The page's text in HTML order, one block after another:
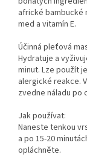
africké bambucké
med a vitamín E.
Účinná pleťová
Hydratuje a
minut. Lze použít
alergické reakce.
zvedne náladu po
Jak používat:
Naneste tenkou
a po 15-20
opláchněte.